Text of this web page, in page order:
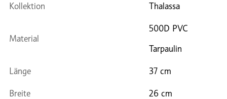
Kollektion Thalassa
Material
500D PVC
Tarpaulin
Länge 37 cm
Breite 26 cm